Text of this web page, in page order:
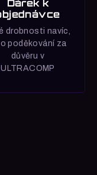
Dárek k
drobnosti navíc,
poděkování za
důvěru v
ULTRACOMP